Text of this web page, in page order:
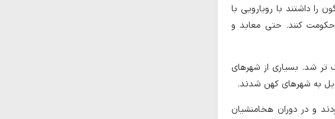
را داشتند با رویارویی با
کنند. حتی معابد و
تر شد. بسیاری از شهرهای
به شهرهای کهن شدند.
و در دوران هخامنشیان